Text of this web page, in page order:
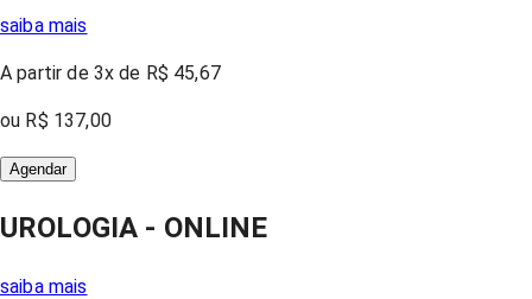
saiba mais
A partir de 3x de R$ 45,67
ou R$ 137,00
Agendar
UROLOGIA - ONLINE
saiba mais